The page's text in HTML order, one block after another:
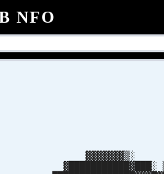
NFO
███
░ ▓▓
▓▓▓▓▓▓▓▒░
▓███████████▓███░